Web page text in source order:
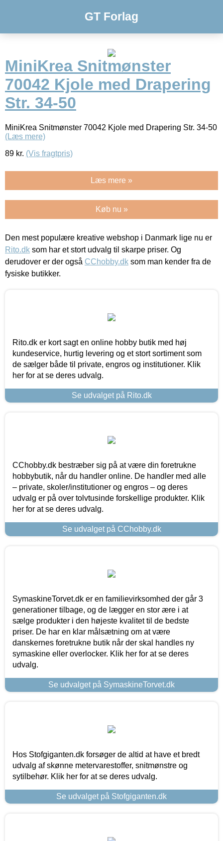
GT Forlag
MiniKrea Snitmønster
70042 Kjole med Drapering
Str. 34-50
MiniKrea Snitmønster 70042 Kjole med Drapering Str. 34-50
(Læs mere)
89 kr. (Vis fragtpris)
Læs mere »
Køb nu »
Den mest populære kreative webshop i Danmark lige nu er
Rito.dk som har et stort udvalg til skarpe priser. Og
derudover er der også CChobby.dk som man kender fra de
fysiske butikker.
Rito.dk er kort sagt en online hobby butik med høj
kundeservice, hurtig levering og et stort sortiment som
de sælger både til private, engros og institutioner. Klik
her for at se deres udvalg.
Se udvalget på Rito.dk
CChobby.dk bestræber sig på at være din foretrukne
hobbybutik, når du handler online. De handler med alle
– private, skoler/institutioner og engros – og deres
udvalg er på over tolvtusinde forskellige produkter. Klik
her for at se deres udvalg.
Se udvalget på CChobby.dk
SymaskineTorvet.dk er en familievirksomhed der går 3
generationer tilbage, og de lægger en stor ære i at
sælge produkter i den højeste kvalitet til de bedste
priser. De har en klar målsætning om at være
danskernes foretrukne butik når der skal handles ny
symaskine eller overlocker. Klik her for at se deres
udvalg.
Se udvalget på SymaskineTorvet.dk
Hos Stofgiganten.dk forsøger de altid at have et bredt
udvalg af skønne metervarestoffer, snitmønstre og
sytilbehør. Klik her for at se deres udvalg.
Se udvalget på Stofgiganten.dk